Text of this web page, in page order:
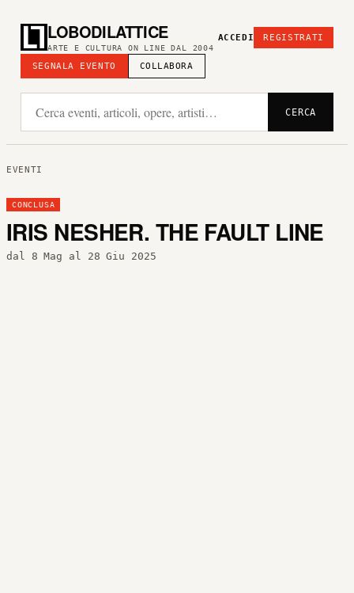
LOBODILATTICE
ARTE E CULTURA ON LINE DAL 2004
SEGNALA EVENTO COLLABORA
ACCEDI REGISTRATI
CERCA
EVENTI
CONCLUSA
IRIS NESHER. THE FAULT LINE
dal 8 Mag al 28 Giu 2025